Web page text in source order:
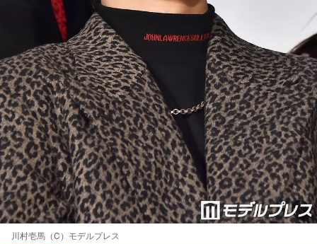
川村壱馬（C）モデルプレス